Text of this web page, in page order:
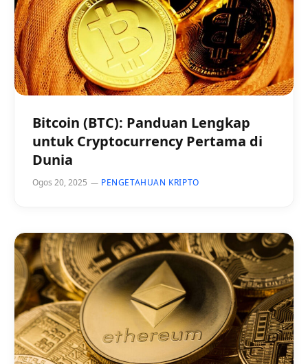
Bitcoin (BTC): Panduan Lengkap
untuk Cryptocurrency Pertama di
Dunia
Ogos 20, 2025 PENGETAHUAN KRIPTO